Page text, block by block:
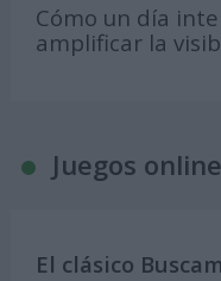
Cómo un día
amplificar la
Juegos online
El clásico